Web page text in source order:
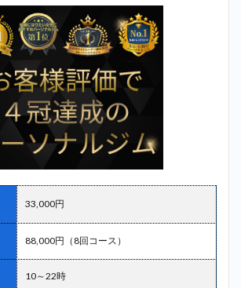
33,000円
88,000円（8回コース）
10～22時